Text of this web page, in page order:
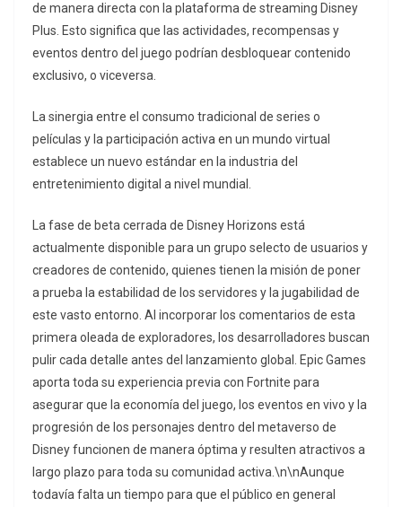
de manera directa con la plataforma de streaming Disney
Plus. Esto significa que las actividades, recompensas y
eventos dentro del juego podrían desbloquear contenido
exclusivo, o viceversa.
La sinergia entre el consumo tradicional de series o
películas y la participación activa en un mundo virtual
establece un nuevo estándar en la industria del
entretenimiento digital a nivel mundial.
La fase de beta cerrada de Disney Horizons está
actualmente disponible para un grupo selecto de usuarios y
creadores de contenido, quienes tienen la misión de poner
a prueba la estabilidad de los servidores y la jugabilidad de
este vasto entorno. Al incorporar los comentarios de esta
primera oleada de exploradores, los desarrolladores buscan
pulir cada detalle antes del lanzamiento global. Epic Games
aporta toda su experiencia previa con Fortnite para
asegurar que la economía del juego, los eventos en vivo y la
progresión de los personajes dentro del metaverso de
Disney funcionen de manera óptima y resulten atractivos a
largo plazo para toda su comunidad activa.\n\nAunque
todavía falta un tiempo para que el público en general